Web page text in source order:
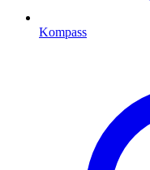
Kompass